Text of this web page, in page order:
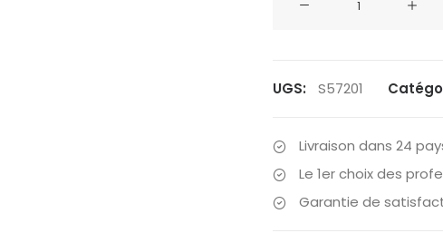
-
Vêtements
techniques
Apparel
UGS: S57201
Livraison dans 24
Le 1er choix des
Garantie de